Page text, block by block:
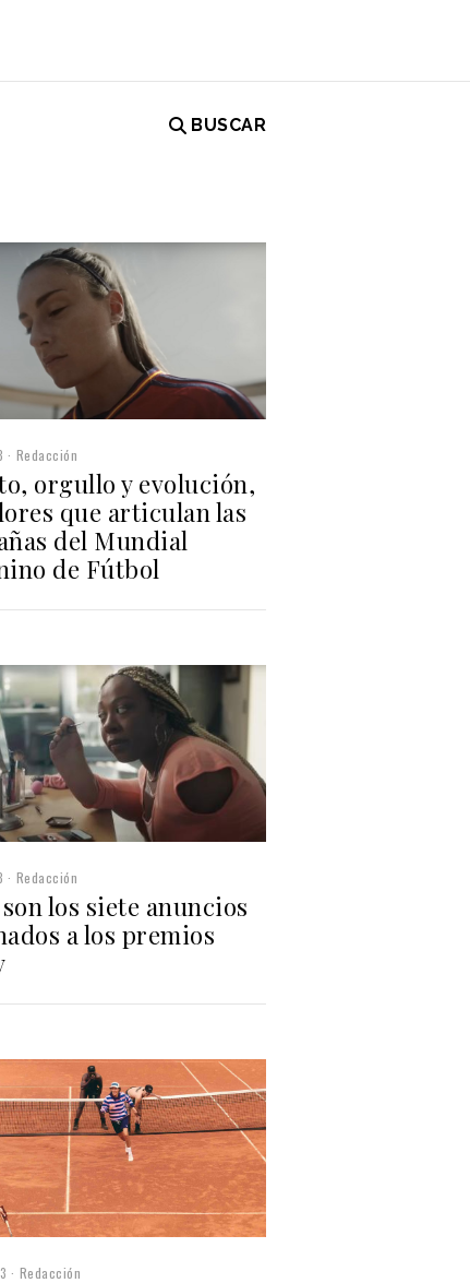
BUSCAR
Redacción
orgullo y evolución,
que articulan las
del Mundial
de Fútbol
Redacción
los siete anuncios
a los premios
Redacción